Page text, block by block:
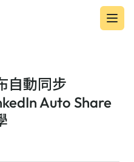
自動同步
Auto Share